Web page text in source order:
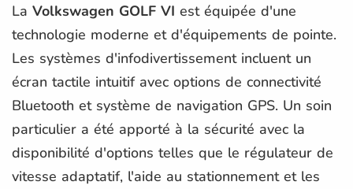
La Volkswagen GOLF VI est équipée d'une
technologie moderne et d'équipements de pointe.
Les systèmes d'infodivertissement incluent un
écran tactile intuitif avec options de connectivité
Bluetooth et système de navigation GPS. Un soin
particulier a été apporté à la sécurité avec la
disponibilité d'options telles que le régulateur de
vitesse adaptatif, l'aide au stationnement et les